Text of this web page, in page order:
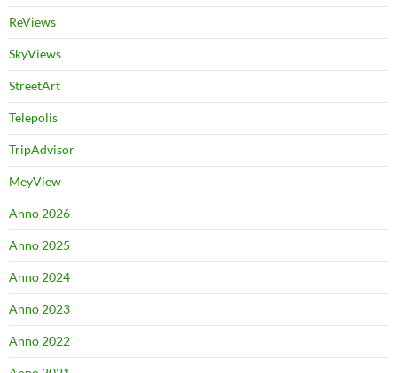
ReViews
SkyViews
StreetArt
Telepolis
TripAdvisor
MeyView
Anno 2026
Anno 2025
Anno 2024
Anno 2023
Anno 2022